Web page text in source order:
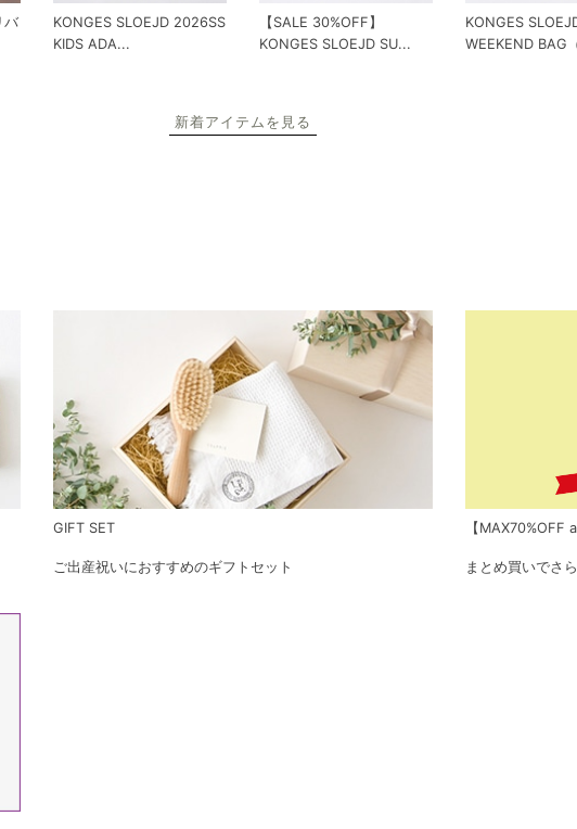
バ
KONGES SLOEJD 2026SS
KIDS ADA...
【SALE 30%OFF】
KONGES SLOEJD SU...
KONGES
WEEKEND BAG
新着アイテムを見る
GIFT SET
ご出産祝いにおすすめのギフトセット
【MAX70%OFF
まとめ買いでさ